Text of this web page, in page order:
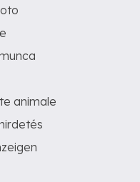
animale